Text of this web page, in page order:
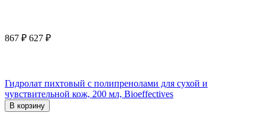
867 ₽ 627 ₽
Гидролат пихтовый с полипренолами для сухой и
чувствительной кож, 200 мл, Bioeffectives
В корзину